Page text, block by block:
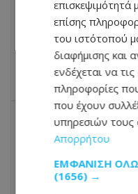
AstraZeneca:
κορωνοϊού
παρενέργειες -
εταιρείας
30.04.2024 - 17:04
ΕΠΌΜΕΝΟ ΆΡΘΡΟ
κέρατο αν πας
έχετε και απλώς
επίσης
του ιστότοπού
διαφήμισης και
ενδέχεται να
πληροφορίες
που έχουν
υπηρεσιών τους
Απορρήτου
ΕΜΦΆΝΙΣΗ
(1656) →